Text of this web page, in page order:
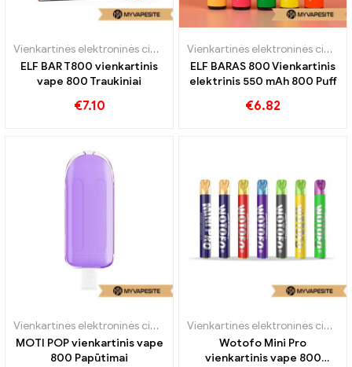
Vienkartinės elektroninės cigaretės
ELF BAR T800 vienkartinis
vape 800 Traukiniai
€7.10
Vienkartinės elektroninės cigaretės
ELF BARAS 800 Vienkartinis
elektrinis 550 mAh 800 Puff
€6.82
Vienkartinės elektroninės cigaretės
MOTI POP vienkartinis vape
800 Papūtimai
Vienkartinės elektroninės cigaretės
Wotofo Mini Pro
vienkartinis vape 800